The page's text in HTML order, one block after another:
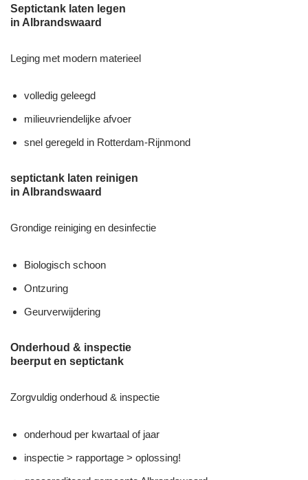
Septictank laten legen
in Albrandswaard
Leging met modern materieel
volledig geleegd
milieuvriendelijke afvoer
snel geregeld in Rotterdam-Rijnmond
septictank laten reinigen
in Albrandswaard
Grondige reiniging en desinfectie
Biologisch schoon
Ontzuring
Geurverwijdering
Onderhoud & inspectie
beerput en septictank
Zorgvuldig onderhoud & inspectie
onderhoud per kwartaal of jaar
inspectie > rapportage > oplossing!